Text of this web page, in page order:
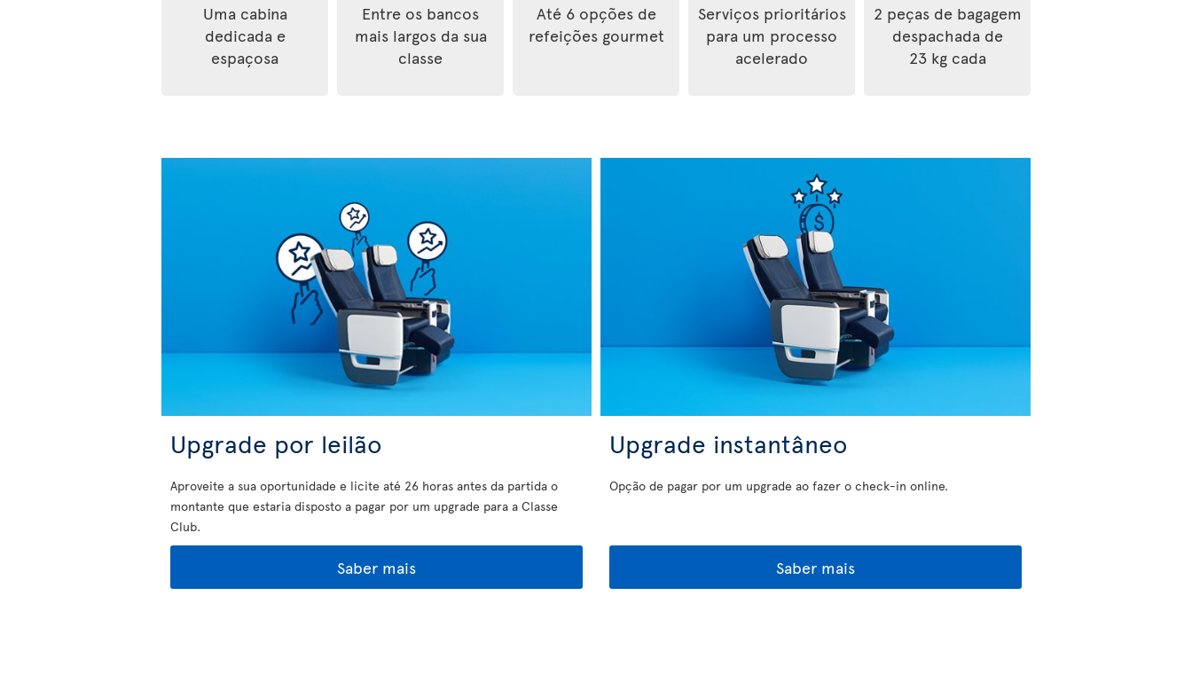
Uma cabina
dedicada e
espaçosa
Entre os bancos
mais largos da sua
classe
Até 6 opções de
refeições gourmet
Serviços prioritários
para um processo
acelerado
2 peças de bagagem
despachada de
23 kg cada
Upgrade por leilão
Aproveite a sua oportunidade e licite até 26 horas antes da partida o
montante que estaria disposto a pagar por um upgrade para a Classe
Club.
Saber mais
Upgrade instantâneo
Opção de pagar por um upgrade ao fazer o check-in online.
Saber mais